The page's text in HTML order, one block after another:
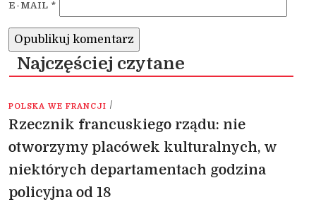
E-MAIL *
Najczęściej czytane
POLSKA WE FRANCJI /
Rzecznik francuskiego rządu: nie
otworzymy placówek kulturalnych, w
niektórych departamentach godzina
policyjna od 18